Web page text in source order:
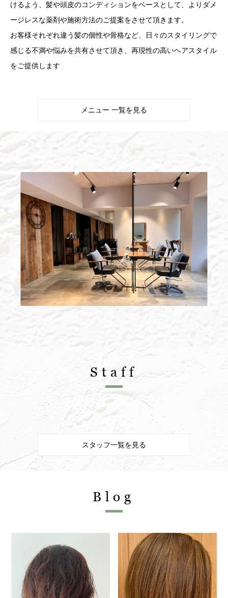
けるよう、髪や頭皮のコンディションをベースとして、よりダメ
ージレスな薬剤や施術方法のご提案をさせて頂きます。
お客様それぞれ違う髪の個性や骨格など、日々のスタイリングで
感じる不満や悩みを共有させて頂き、再現性の高いヘアスタイル
をご提供します
メニュー 一覧を見る
Staff
スタッフ一覧を見る
Blog